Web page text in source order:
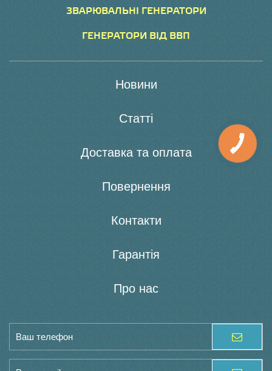
ЗВАРЮВАЛЬНІ ГЕНЕРАТОРИ
ГЕНЕРАТОРИ ВІД ВВП
Новини
Статті
Доставка та оплата
Повернення
Контакти
Гарантія
Про нас